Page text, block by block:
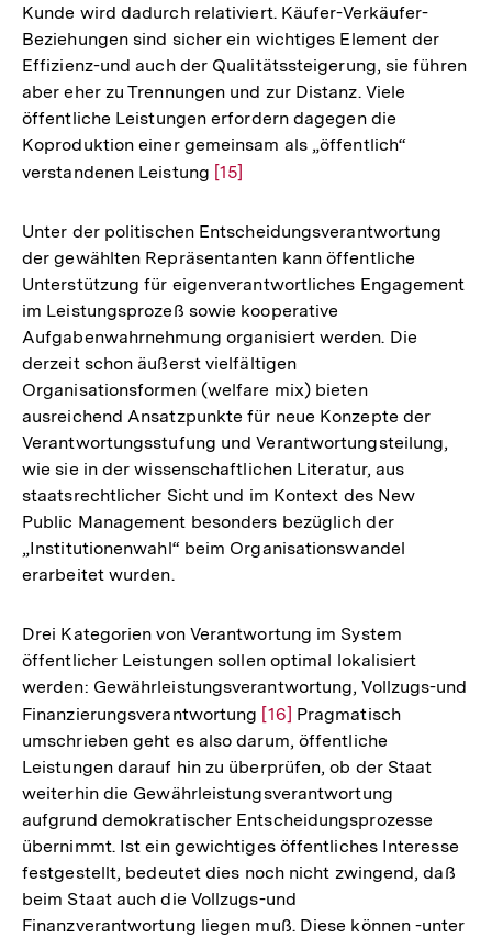
der
Fußnote
Kunde wird dadurch relativiert. Käufer-Verkäufer-
Beziehungen sind sicher ein wichtiges Element der
Effizienz-und auch der Qualitätssteigerung, sie führen
aber eher zu Trennungen und zur Distanz. Viele
öffentliche Leistungen erfordern dagegen die
Koproduktion einer gemeinsam als „öffentlich“
verstandenen Leistung Zur
der
Fußnote
[15]
Unter der politischen Entscheidungsverantwortung
der gewählten Repräsentanten kann öffentliche
Unterstützung für eigenverantwortliches Engagement
im Leistungsprozeß sowie kooperative
Aufgabenwahrnehmung organisiert werden. Die
derzeit schon äußerst vielfältigen
Organisationsformen (welfare mix) bieten
ausreichend Ansatzpunkte für neue Konzepte der
Verantwortungsstufung und Verantwortungsteilung,
wie sie in der wissenschaftlichen Literatur, aus
staatsrechtlicher Sicht und im Kontext des New
Public Management besonders bezüglich der
„Institutionenwahl“ beim Organisationswandel
erarbeitet wurden.
Drei Kategorien von Verantwortung im System
öffentlicher Leistungen sollen optimal lokalisiert
werden: Gewährleistungsverantwortung, Vollzugs-und
Finanzierungsverantwortung Zur
Auflösung
der
Fußnote
[16] Pragmatisch
umschrieben geht es also darum, öffentliche
Leistungen darauf hin zu überprüfen, ob der Staat
weiterhin die Gewährleistungsverantwortung
aufgrund demokratischer Entscheidungsprozesse
übernimmt. Ist ein gewichtiges öffentliches Interesse
festgestellt, bedeutet dies noch nicht zwingend, daß
beim Staat auch die Vollzugs-und
Finanzverantwortung liegen muß. Diese können -unter